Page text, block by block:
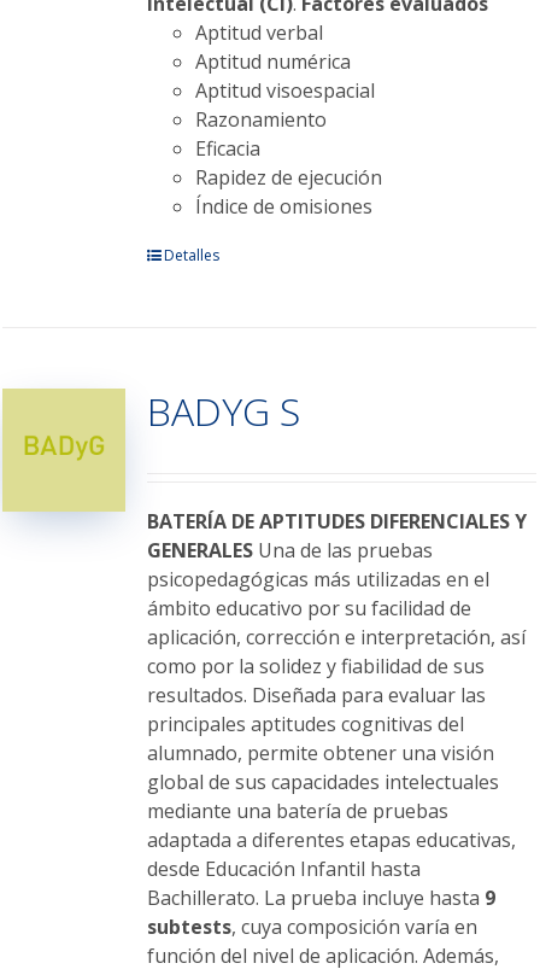
Aptitud verbal
Aptitud numérica
Aptitud visoespacial
Razonamiento
Eficacia
Rapidez de ejecución
Índice de omisiones
Este
Las
opciones
elegir
en
la
página
de
producto
Detalles
BADYG S
BATERÍA DE APTITUDES DIFERENCIALES Y
GENERALESUna de las pruebas
psicopedagógicas más utilizadas en el
ámbito educativo por su facilidad de
aplicación, corrección e interpretación, así
como por la solidez y fiabilidad de sus
resultados. Diseñada para evaluar las
principales aptitudes cognitivas del
alumnado, permite obtener una visión
global de sus capacidades intelectuales
mediante una batería de pruebas
adaptada a diferentes etapas educativas,
desde Educación Infantil hasta
Bachillerato. La prueba incluye hasta 9
subtests, cuya composición varía en
función del nivel de aplicación. Además,